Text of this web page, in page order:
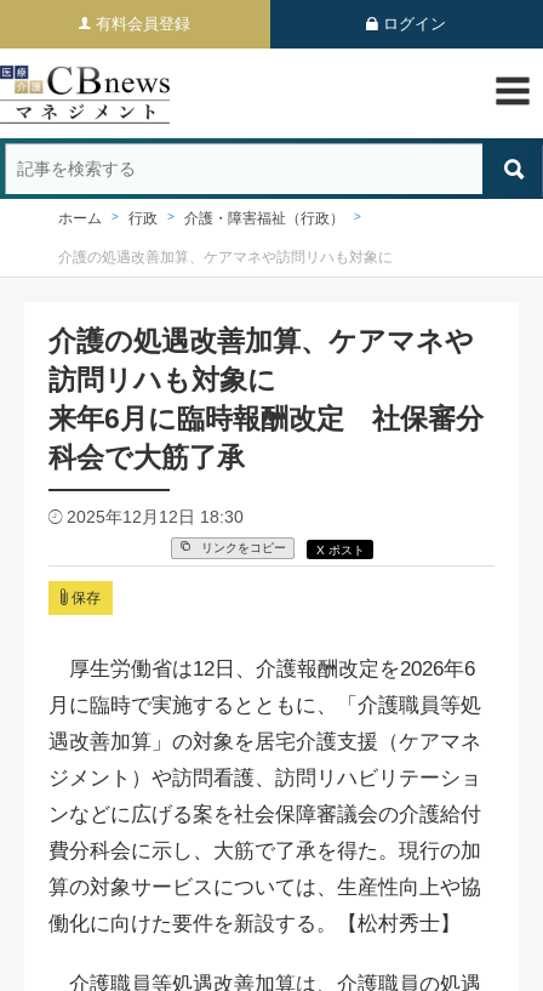
有料会員登録 ログイン
ホーム 行政 介護・障害福祉（行政）
介護の処遇改善加算、ケアマネや訪問リハも対象に
介護の処遇改善加算、ケアマネや
訪問リハも対象に
来年6月に臨時報酬改定 社保審分
科会で大筋了承
2025年12月12日 18:30
リンクをコピー X ポスト
保存
厚生労働省は12日、介護報酬改定を2026年6
月に臨時で実施するとともに、「介護職員等処
遇改善加算」の対象を居宅介護支援（ケアマネ
ジメント）や訪問看護、訪問リハビリテーショ
ンなどに広げる案を社会保障審議会の介護給付
費分科会に示し、大筋で了承を得た。現行の加
算の対象サービスについては、生産性向上や協
働化に向けた要件を新設する。【松村秀士】
介護職員等処遇改善加算は、介護職員の処遇